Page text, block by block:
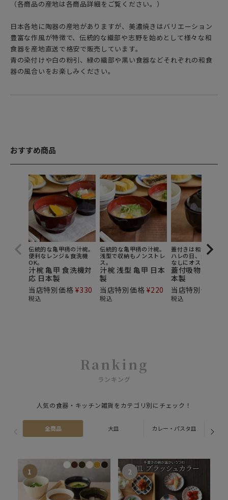
（各商品の産地は各商品詳細をご覧ください。）
日本各地に陶器の産地がありますが、美濃焼きはバリエーション
豊富な作風が特徴で、伝統的な織部や志野を始めとして様々な和
食器を産地直送で格安で販売しています。
青の染付けや白の粉引、緑の織部や黒い食器などそれぞれの和食
器の風合いをお楽しみください。
おすすめ商品
伝統的な亀甲柄の汁椀。
便利なレンジ＆食洗機
OK。
汁椀 亀甲 食洗機対
応 日本製
当店特別価格 ¥330
税込
伝統的な亀甲柄の汁椀。
浅型で収納もノンストレ
ス。
汁椀 浅型 亀甲 日本
製
当店特別価格 ¥220
税込
蓋付きは和食メニュ
ハレの日、来客のお
なしにオススメ。
蓋付吸物椀 亀甲
本製
当店特別価格
税込
Ranking
ランキング
人気の食器・キッチン雑貨をカテゴリ別にチェック！
全商品 大皿 カレー・パスタ皿